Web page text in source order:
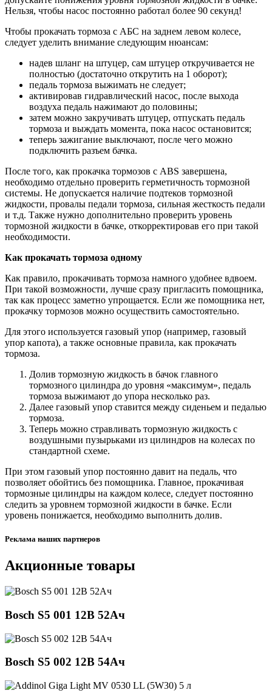
Нельзя, чтобы насос постоянно работал более 90 секунд!
Чтобы прокачать тормоза с АБС на заднем левом колесе,
следует уделить внимание следующим нюансам:
надев шланг на штуцер, сам штуцер откручивается не
полностью (достаточно открутить на 1 оборот);
педаль тормоза выжимать не следует;
активировав гидравлический насос, после выхода
воздуха педаль нажимают до половины;
затем можно закручивать штуцер, отпускать педаль
тормоза и выждать момента, пока насос остановится;
теперь зажигание выключают, после чего можно
подключить разъем бачка.
После того, как прокачка тормозов с ABS завершена,
необходимо отдельно проверить герметичность тормозной
системы. Не допускается наличие подтеков тормозной
жидкости, провалы педали тормоза, сильная жесткость педали
и т.д. Также нужно дополнительно проверить уровень
тормозной жидкости в бачке, откорректировав его при такой
необходимости.
Как прокачать тормоза одному
Как правило, прокачивать тормоза намного удобнее вдвоем.
При такой возможности, лучше сразу пригласить помощника,
так как процесс заметно упрощается. Если же помощника нет,
прокачку тормозов можно осуществить самостоятельно.
Для этого используется газовый упор (например, газовый
упор капота), а также основные правила, как прокачать
тормоза.
Долив тормозную жидкость в бачок главного
тормозного цилиндра до уровня «максимум», педаль
тормоза выжимают до упора несколько раз.
Далее газовый упор ставится между сиденьем и педалью
тормоза.
Теперь можно стравливать тормозную жидкость с
воздушными пузырьками из цилиндров на колесах по
стандартной схеме.
При этом газовый упор постоянно давит на педаль, что
позволяет обойтись без помощника. Главное, прокачивая
тормозные цилиндры на каждом колесе, следует постоянно
следить за уровнем тормозной жидкости в бачке. Если
уровень понижается, необходимо выполнить долив.
Реклама наших партнеров
Акционные товары
Bosch S5 001 12В 52Ач
Bosch S5 002 12В 54Ач